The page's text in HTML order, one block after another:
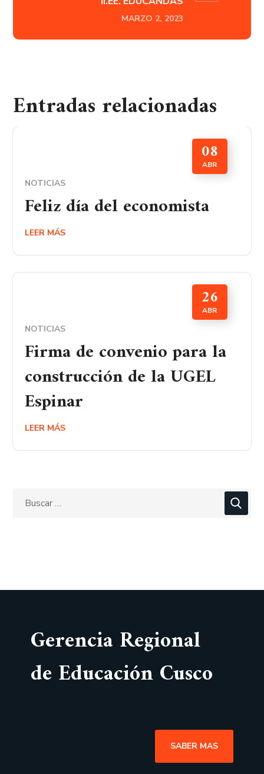
MARZO 2, 2023
Entradas relacionadas
08
ABR
NOTICIAS
Feliz día del economista
LEER MÁS
26
ABR
NOTICIAS
Firma de convenio para la
construcción de la UGEL
Espinar
LEER MÁS
Gerencia Regional
de Educación Cusco
SABER MAS